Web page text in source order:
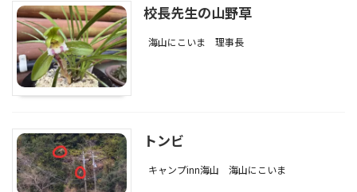
校長先生の山野草
海山にこいま 理事長
トンビ
キャンプinn海山 海山にこいま